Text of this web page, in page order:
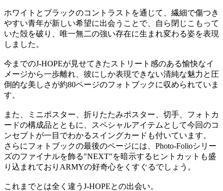
ホワイトとブラックのコントラストを通じて、繊細で傷つき
やすい青年が新しい希望に出会うことで、自ら閉じこもって
いた殻を破り、唯一無二の強い存在に生まれ変わる姿を表現
しました。
今までのJ-HOPEが見せてきたストリート感のある愉快なイ
メージから一歩離れ、彼にしか表現できない清純な魅力と圧
倒的な美しさが約80ページのフォトブックに収められていま
す。
また、ミニポスター、折りたたみポスター、切手、フォトカ
ードの構成品とともに、スペシャルアイテムとして今回のコ
ンセプトが一目でわかるスイングカードも付いています。
さらにフォトブックの最後のページには、Photo-Folioシリー
ズのファイナルを飾る"NEXT"を暗示するヒントカットも盛
り込まれておりARMYの好奇心をくすぐるでしょう。
これまでとは全く違うJ-HOPEとの出会い。